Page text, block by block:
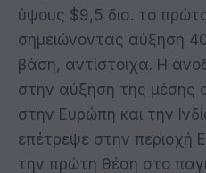
ύψους $9,5 δισ. το
σημειώνοντας αύξηση
βάση, αντίστοιχα. Η
στην αύξηση της μέσης
στην Ευρώπη και την
επέτρεψε στην περιοχή
την πρώτη θέση στο